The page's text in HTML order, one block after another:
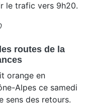
le trafic vers 9h20.
routes de la
orange en
Alpes ce samedi
sens des retours.